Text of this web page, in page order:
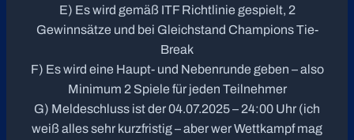
E) Es wird gemäß ITF Richtlinie gespielt, 2
Gewinnsätze und bei Gleichstand Champions Tie-
Break
F) Es wird eine Haupt- und Nebenrunde geben – also
Minimum 2 Spiele für jeden Teilnehmer
G) Meldeschluss ist der 04.07.2025 – 24:00 Uhr (ich
weiß alles sehr kurzfristig – aber wer Wettkampf mag